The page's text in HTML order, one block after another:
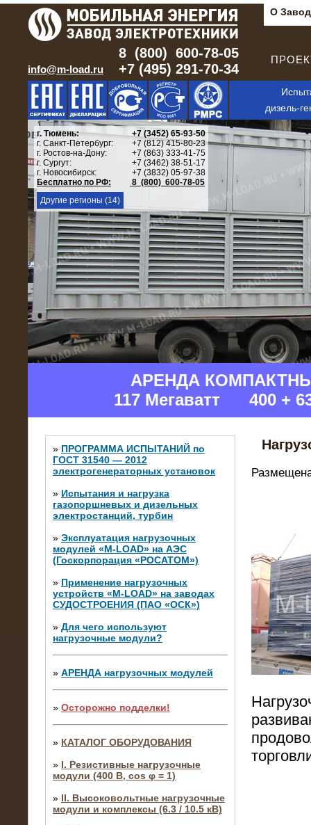
О
info@m-load.ru
8 (800) 600-78-05
+7 (495) 291-70-34
дизель-
г. Тюмень:
+7 (3452) 65-93-50
г. Санкт-Петербург:
+7 (812) 415-80-23
г. Ростов-на-Дону:
+7 (863) 333-41-75
г. Сургут:
+7 (3462) 38-51-17
г. Новосибирск:
+7 (3832) 05-97-38
Бесплатно по РФ:
8 (800) 600-78-05
Другие регионы (14)
АРЕНДА
117 Мегаватт 400 +
» ПРОГРАММА ИСПЫТАНИЙ по
ГОСТ 31540 — 2012
электрогенераторных установок
» Испытания и нагрузка
газопоршневых и дизельных
электростанций, турбин
» Эксплуатация нагрузочных
модулей «M-LOAD» на АЭС
(Госкорпорация «РОСАТОМ»)
» Применение нагрузочных
устройств «M-LOAD» на заводах
СУДОСТРОЕНИЯ (ПАО «ОСК»)
» Для чего используют
нагрузочные модули?
» АРЕНДА нагрузочных модулей
» Осторожно подделки!
» КАТАЛОГ ОБОРУДОВАНИЯ
» I. Резистивные нагрузочные
модули (400 В, cos φ = 1)
» II. Высоковольтные нагрузочные
модули и комплексы (6.3 / 10.5 кВ)